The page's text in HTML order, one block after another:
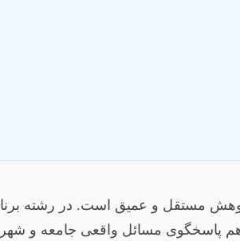
پژوهش مستقل و عمیق است. در رشته
پاسخگوی مسائل واقعی جامعه و